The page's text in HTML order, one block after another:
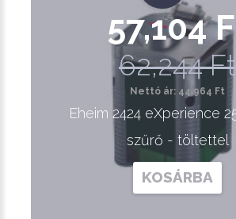
57,104
62,244 Ft
Nettó ár: 44,964 Ft
Eheim 2424 eXperience
szűrő - töltettel
KOSÁRBA